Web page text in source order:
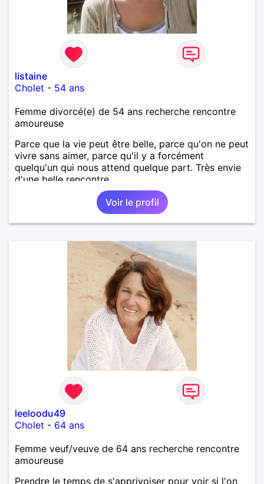
listaine
Cholet - 54 ans
Femme divorcé(e) de 54 ans recherche rencontre
amoureuse
Parce que la vie peut être belle, parce qu'on ne peut
vivre sans aimer, parce qu'il y a forcément
quelqu'un qui nous attend quelque part. Très envie
d'une belle rencontre.
Voir le profil
leeloodu49
Cholet - 64 ans
Femme veuf/veuve de 64 ans recherche rencontre
amoureuse
Prendre le temps de s'apprivoiser pour voir si l'on